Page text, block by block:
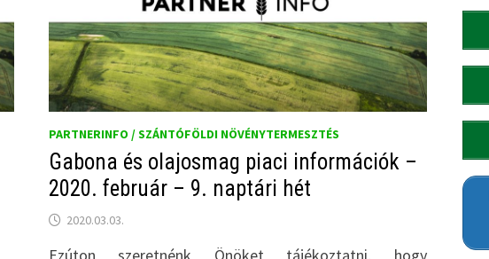
PARTNERINFO / SZÁNTÓFÖLDI NÖVÉNYTERMESZTÉS
Gabona és olajosmag piaci információk –
2020. február – 9. naptári hét
2020.03.03.